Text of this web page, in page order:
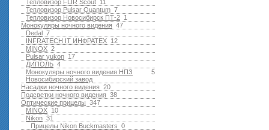
11
Тепловизор FLIR Scout
7
Тепловизор Pulsar Quantum
1
Тепловизор Новосибирск ПТ-2
47
Монокуляры ночного видения
7
Dedal
12
INFRATECH IT ИНФРАТЕХ
2
MINOX
17
Pulsar yukon
4
ДИПОЛЬ
5
Монокуляры ночного видения НПЗ
Новосибирский завод
20
Насадки ночного видения
38
Подсветки ночного видения
347
Оптические прицелы
10
MINOX
31
Nikon
0
Прицелы Nikon Buckmasters